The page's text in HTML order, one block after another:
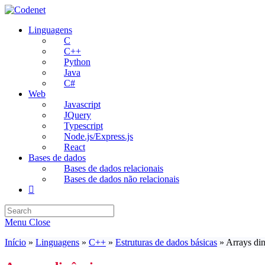
Skip
contentLinguagens
C
C++
Python
Java
C#
Web
Javascript
JQuery
Typescript
Node.js/Express.js
React
Bases de dados
Bases de dados relacionais
Bases de dados não relacionais
Toggle
search
Menu Close
Início » Linguagens » C++ » Estruturas de dados básicas » Arrays